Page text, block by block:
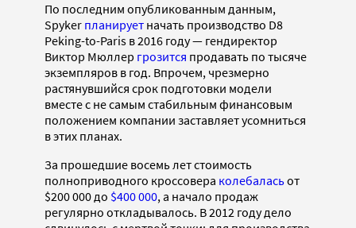
По последним опубликованным данным,
Spyker планирует начать производство D8
Peking-to-Paris в 2016 году — гендиректор
Виктор Мюллер грозится продавать по тысяче
экземпляров в год. Впрочем, чрезмерно
растянувшийся срок подготовки модели
вместе с не самым стабильным финансовым
положением компании заставляет усомниться
в этих планах.
За прошедшие восемь лет стоимость
полноприводного кроссовера колебаласьот
$200 000 до $400 000, а начало продаж
регулярно откладывалось. В 2012 году дело